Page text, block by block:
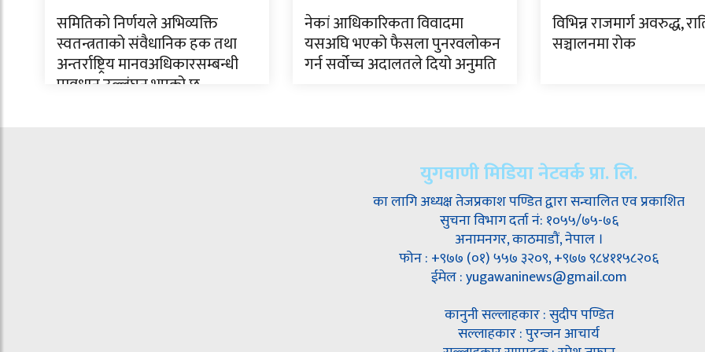
समितिको निर्णयले अभिव्यक्ति
स्वतन्त्रताको संवैधानिक हक तथा
अन्तर्राष्ट्रिय मानवअधिकारसम्बन्धी
प्रावधान उल्लंघन भएको छ
नेकां आधिकारिकता विवादमा
यसअघि भएको फैसला पुनरवलोकन
गर्न सर्वोच्च अदालतले दियो अनुमति
विभिन्न राजमार्ग अवरुद्ध,
सञ्चालनमा रोक
युगवाणी मिडिया नेटवर्क प्रा. लि.
का लागि अध्यक्ष तेजप्रकाश पण्डित द्वारा सन्चालित एव प्रकाशित
सुचना विभाग दर्ता नं: १०५५/७५-७६
अनामनगर, काठमाडौं, नेपाल ।
फोन : +९७७ (०१) ५५७ ३२०९, +९७७ ९८४११५८२०६
ईमेल : yugawaninews@gmail.com
कानुनी सल्लाहकार : सुदीप पण्डित
सल्लाहकार : पुरन्जन आचार्य